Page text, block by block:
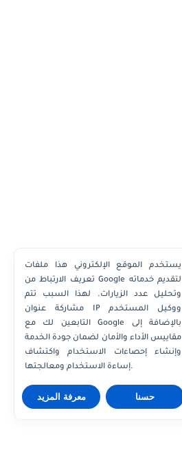
يستخدم الموقع الإلكتروني هذا ملفات
تعريف الارتباط من Google لتقديم خدماته
وتحليل عدد الزيارات. لهذا السبب تتم
مشاركة عنوان IP ووكيل المستخدم
التابعين لك مع Google بالإضافة إلى
مقاييس الأداء والأمان لضمان جودة الخدمة
وإنشاء إحصاءات الاستخدام واكتشاف
إساءة الاستخدام ومعالجتها.
معرفة المزيد حسنا